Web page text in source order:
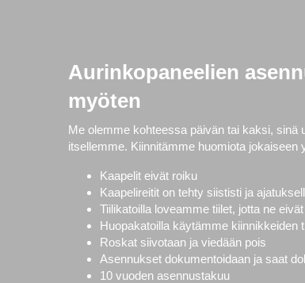
Aurinkopaneelien
myöten
Me olemme kohteessa päivän tai kaksi,
itsellemme. Kiinnitämme huomiota
Kaapelit eivät roiku
Kaapelireitit on tehty siististi ja
Tiilikatoilla loveamme tiilet, jotta ne
Huopakatoilla käytämme
Roskat siivotaan ja viedään pois
Asennukset dokumentoidaan ja saat
10 vuoden asennustakuu